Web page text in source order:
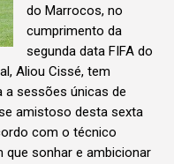
do Marrocos, no
cumprimento da
segunda data FIFA do
Aliou Cissé, tem
a sessões únicas de
amistoso desta sexta
com o técnico
sonhar e ambicionar